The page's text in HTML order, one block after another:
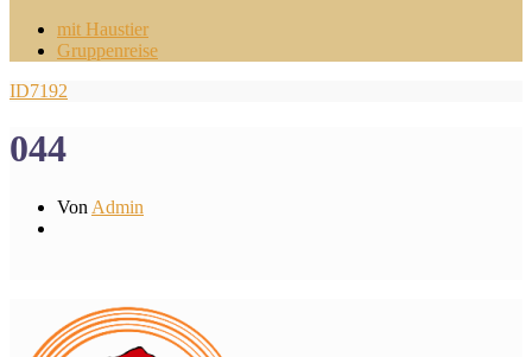
mit Haustier
Gruppenreise
ID7192
044
Von Admin